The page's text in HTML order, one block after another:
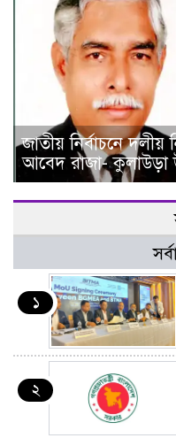
জাতীয় নির্বাচনে দলীয়
আবেদ রাজা- কুলাউড়া
১
২